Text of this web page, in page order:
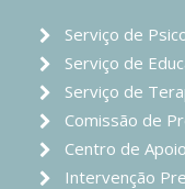
Serviço de
Serviço de
Serviço de
Comissão de
Centro de
Intervenção